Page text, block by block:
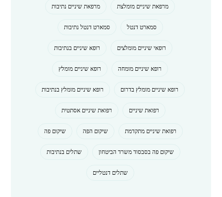
מרפאת שיניים מומלצת
מרפאת שיניים נתיבות
סמארט דנטל
סמארט דנטל נתיבות
רופאי שיניים מומלצים
רופא שיניים בנתיבות
רופא שיניים מומחה
רופא שיניים מומלץ
רופא שיניים מומלץ בדרום
רופא שיניים מומלץ בנתיבות
רפואת שיניים
רפואת שיניים אסתטית
רפואת שיניים מתקדמת
שיקום הפה
שיקום פה
שיקום פה בסבסוד משרד הביטחון
שתלים בנתיבות
שתלים דנטליים